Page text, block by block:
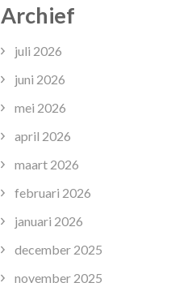
Archief
juli 2026
juni 2026
mei 2026
april 2026
maart 2026
februari 2026
januari 2026
december 2025
november 2025